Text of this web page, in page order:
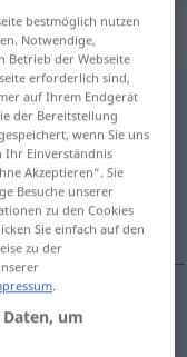
: masculin
>
antippen)
bestmöglich nutzen
Notwendige,
Betrieb der Webseite
erforderlich sind,
auf Ihrem Endgerät
der Bereitstellung
wenn Sie uns
Ihr Einverständnis
Akzeptieren“. Sie
Besuche unserer
zu den Cookies
Sie einfach auf den
zu der
.
um